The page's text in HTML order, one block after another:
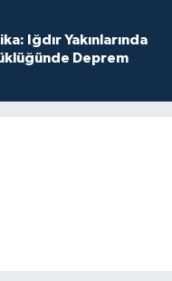
Iğdır Yakınlarında
Deprem